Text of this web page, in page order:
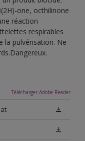
one, octhilinone
réaction
respirables
la pulvérisation. Ne
Télécharger Adobe Reader